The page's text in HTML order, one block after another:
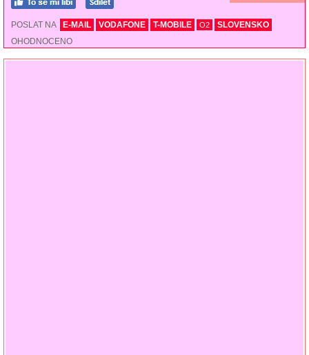
POSLAT NA E-MAIL VODAFONE T-MOBILE O2
SLOVENSKO
OHODNOCENO